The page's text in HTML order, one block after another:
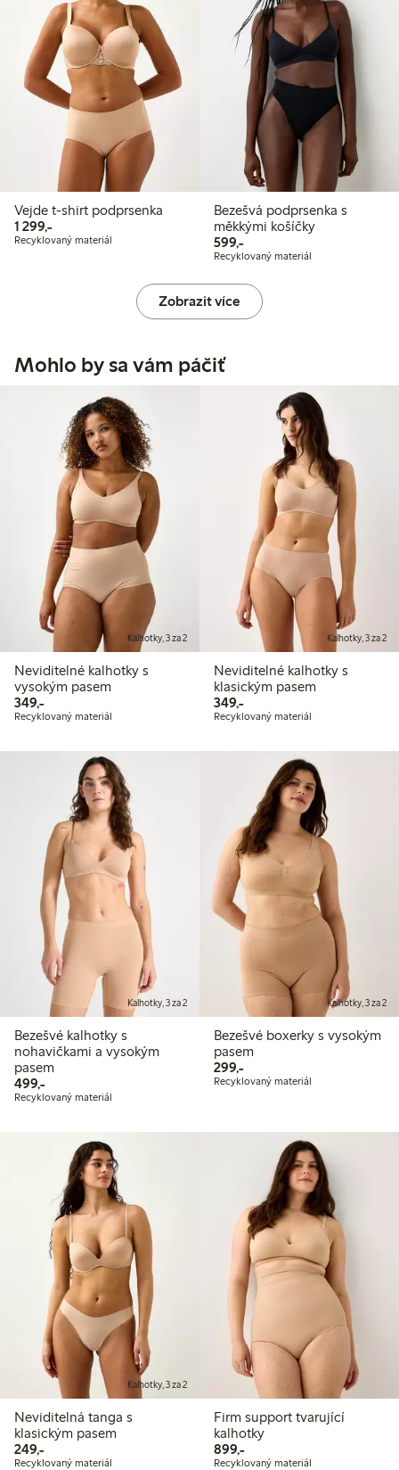
Vejde t-shirt podprsenka
1 299,-1 299,00 Kč
Recyklovaný materiál
Bezešvá podprsenka s
měkkými košíčky
599,-599,00 Kč
Recyklovaný materiál
Zobrazit více
Mohlo by sa vám páčiť
Kalhotky, 3 za 2
Neviditelné kalhotky s
vysokým pasem
349,-349,00 Kč
Recyklovaný materiál
Kalhotky, 3 za 2
Neviditelné kalhotky s
klasickým pasem
349,-349,00 Kč
Recyklovaný materiál
Kalhotky, 3 za 2
Bezešvé kalhotky s
nohavičkami a vysokým
pasem
499,-499,00 Kč
Recyklovaný materiál
Kalhotky, 3 za 2
Bezešvé boxerky s vysokým
pasem
299,-299,00 Kč
Recyklovaný materiál
Kalhotky, 3 za 2
Neviditelná tanga s
klasickým pasem
249,-249,00 Kč
Recyklovaný materiál
Firm support tvarující
kalhotky
899,-899,00 Kč
Recyklovaný materiál